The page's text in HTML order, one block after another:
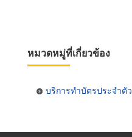
หมวดหมู่ที่เกี่ยวข้อง
บริการทำบัตรประจำตัว